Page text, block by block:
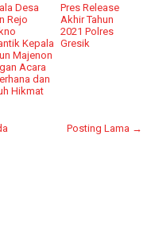
Desa
Rejo
Kepala
Majenon
Acara
dan
Hikmat
Pres Release
Akhir Tahun
2021 Polres
Gresik
Posting Lama →